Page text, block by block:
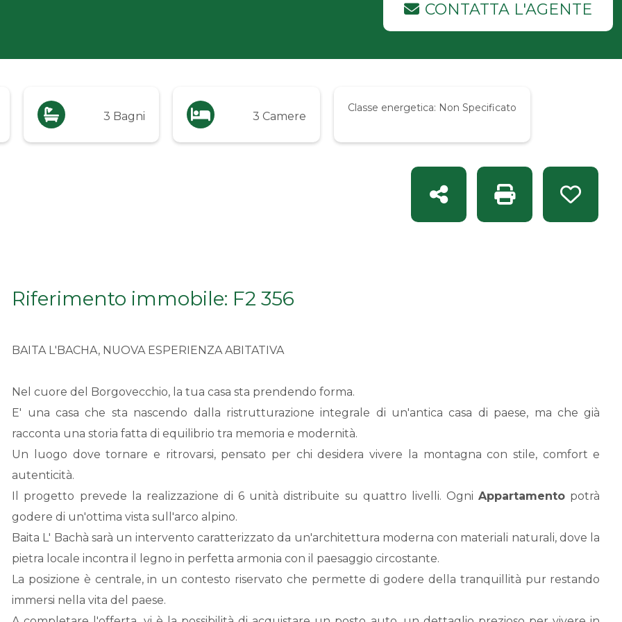
CONTATTA L'AGENTE
3 Bagni 3 Camere
Classe energetica: Non Specificato
Stampa: Rif. F2 356
Condividi
Riferimento immobile: F2 356
BAITA L'BACHA, NUOVA ESPERIENZA ABITATIVA
Nel cuore del Borgovecchio, la tua casa sta prendendo forma.
E' una casa che sta nascendo dalla ristrutturazione integrale di un'antica casa di paese, ma che già
racconta una storia fatta di equilibrio tra memoria e modernità.
Un luogo dove tornare e ritrovarsi, pensato per chi desidera vivere la montagna con stile, comfort e
autenticità.
Il progetto prevede la realizzazione di 6 unità distribuite su quattro livelli. OgniAppartamento potrà
godere di un'ottima vista sull'arco alpino.
Baita L' Bachà sarà un intervento caratterizzato da un'architettura moderna con materiali naturali, dove la
pietra locale incontra il legno in perfetta armonia con il paesaggio circostante.
La posizione è centrale, in un contesto riservato che permette di godere della tranquillità pur restando
immersi nella vita del paese.